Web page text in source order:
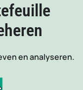
en analyseren.